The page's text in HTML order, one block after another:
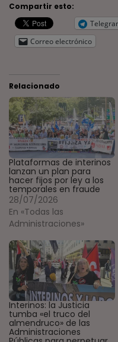
Compartir esto:
Correo electrónico
Relacionado
Plataformas de interinos
lanzan un plan para
hacer fijos por ley a los
temporales en fraude
28/07/2026
En «Todas las
Administraciones»
Interinos: la Justicia
tumba «el truco del
almendruco» de las
Administraciones